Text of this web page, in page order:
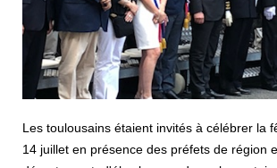
Les toulousains étaient invités à célébrer la
14 juillet en présence des préfets de région